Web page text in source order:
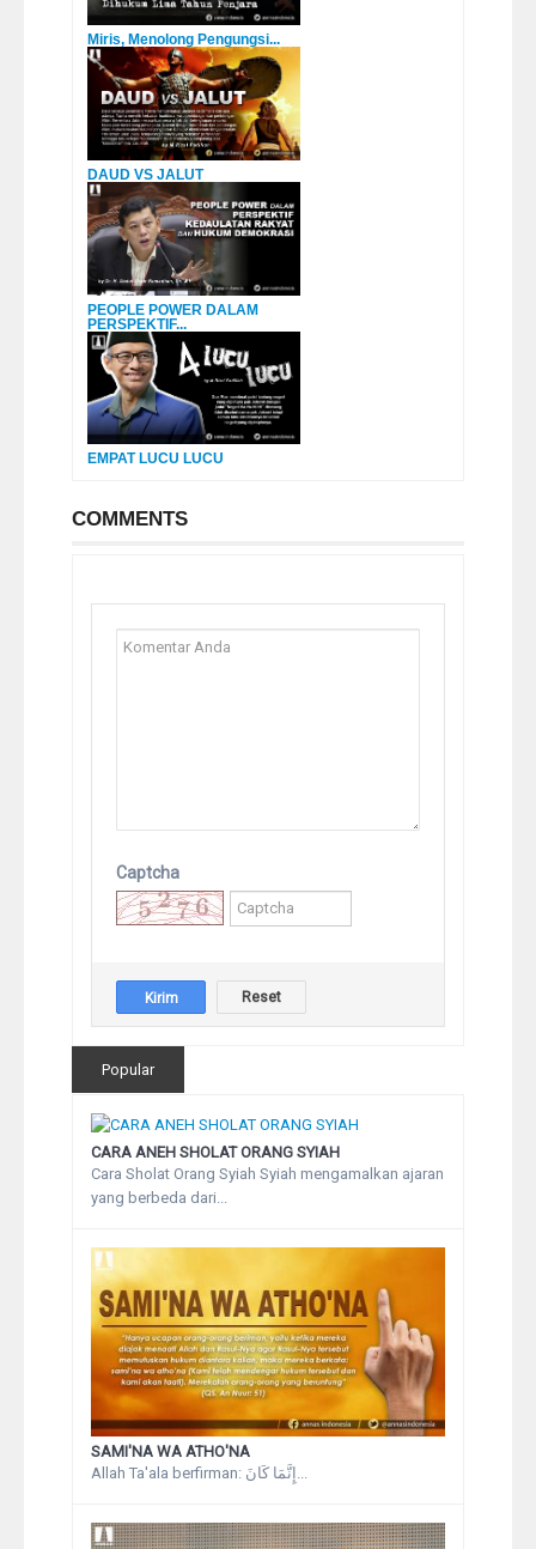
Miris, Menolong Pengungsi...
DAUD VS JALUT
PEOPLE POWER DALAM
PERSPEKTIF...
EMPAT LUCU LUCU
COMMENTS
Captcha
Popular
CARA ANEH SHOLAT ORANG SYIAH
Cara Sholat Orang Syiah Syiah mengamalkan ajaran
yang berbeda dari...
SAMI'NA WA ATHO'NA